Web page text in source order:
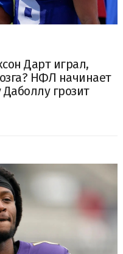
Дарт играл,
НФЛ начинает
грозит